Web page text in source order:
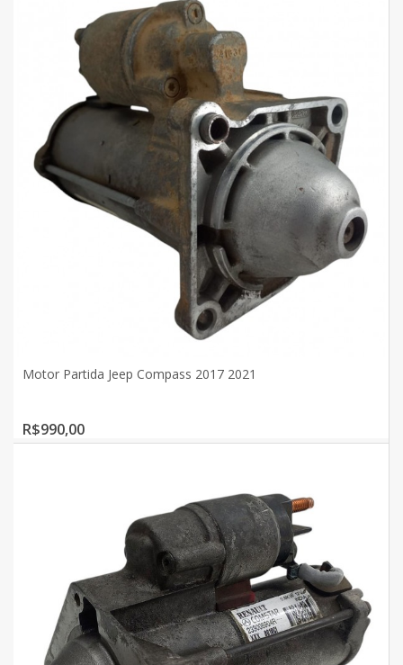
Motor Partida Jeep Compass 2017 2021
R$990,00